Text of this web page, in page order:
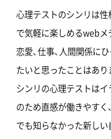
心理テストのシンリは
で気軽に楽しめるwebメ
恋愛、仕事、人間関係に
たいと思ったことはあり
シンリの心理テストはイ
のため直感が働きやすく
でも知らなかった新しい